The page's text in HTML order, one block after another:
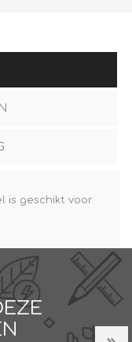
is geschikt voor